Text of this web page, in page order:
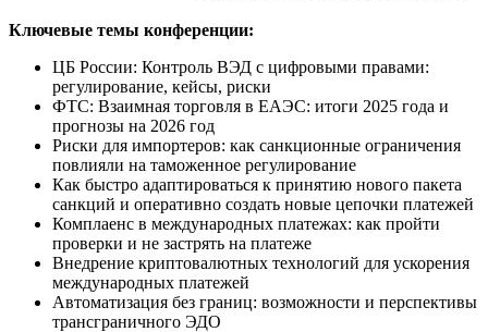
Ключевые темы конференции:
ЦБ России: Контроль ВЭД с цифровыми правами:
регулирование, кейсы, риски
ФТС: Взаимная торговля в ЕАЭС: итоги 2025 года и
прогнозы на 2026 год
Риски для импортеров: как санкционные ограничения
повлияли на таможенное регулирование
Как быстро адаптироваться к принятию нового пакета
санкций и оперативно создать новые цепочки платежей
Комплаенс в международных платежах: как пройти
проверки и не застрять на платеже
Внедрение криптовалютных технологий для ускорения
международных платежей
Автоматизация без границ: возможности и перспективы
трансграничного ЭДО